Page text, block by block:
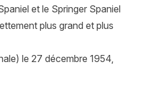
et le Springer Spaniel
plus grand et plus
le 27 décembre 1954,